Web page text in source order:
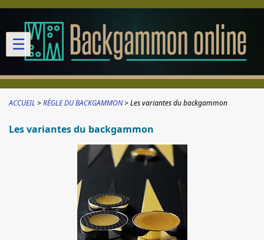
☰
ACCUEIL RÈGLE DU BACKGAMMON Les variantes du backgammon
Les variantes du backgammon